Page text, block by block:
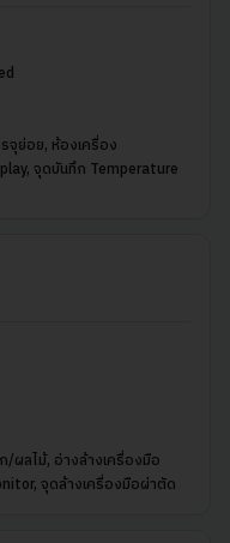
จุย่อย, ห้องเครื่อง
จุดบันทึก Temperature
/ผลไม้, อ่างล้างเครื่องมือ
จุดล้างเครื่องมือผ่าตัด